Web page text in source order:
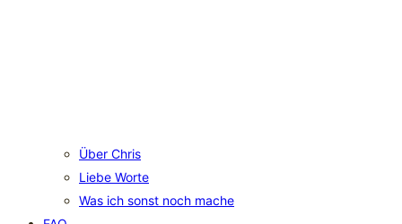
Über Chris
Liebe Worte
Was ich sonst noch mache